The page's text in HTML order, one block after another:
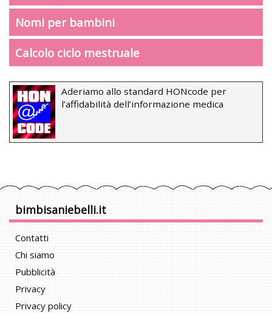
Nomi per bambini
Calcolo ciclo mestruale
Aderiamo allo standard HONcode per
l’affidabilità dell’informazione medica
bimbisaniebelli.it
Contatti
Chi siamo
Pubblicità
Privacy
Privacy policy